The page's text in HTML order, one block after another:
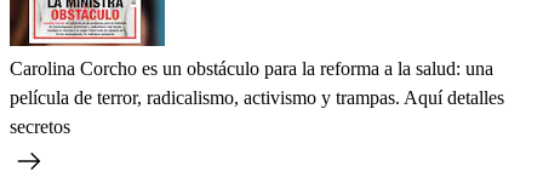
Carolina Corcho es un obstáculo para la reforma a la salud: una
película de terror, radicalismo, activismo y trampas. Aquí detalles
secretos